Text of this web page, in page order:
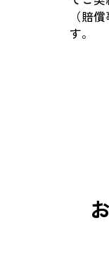
（賠
す。